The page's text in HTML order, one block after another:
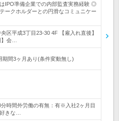
IPO準備企業での内部監査実務経験 ◎
ークホルダーとの円滑なコミュニケー
区平成3丁目23-30 4F 【雇入れ直後】
】会…
間3ヶ月あり(条件変動無し)
時間外労働の有無：有※入社2ヶ月目
きな…